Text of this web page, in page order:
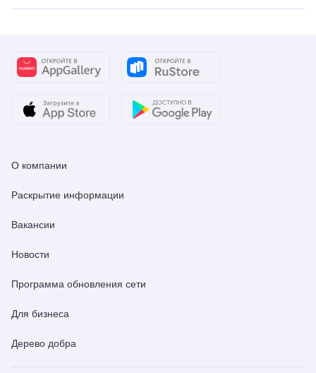
О компании
Раскрытие информации
Вакансии
Новости
Программа обновления сети
Для бизнеса
Дерево добра